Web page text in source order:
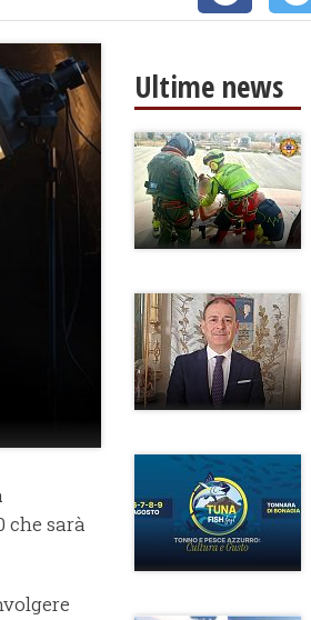
che sarà
Ultime news